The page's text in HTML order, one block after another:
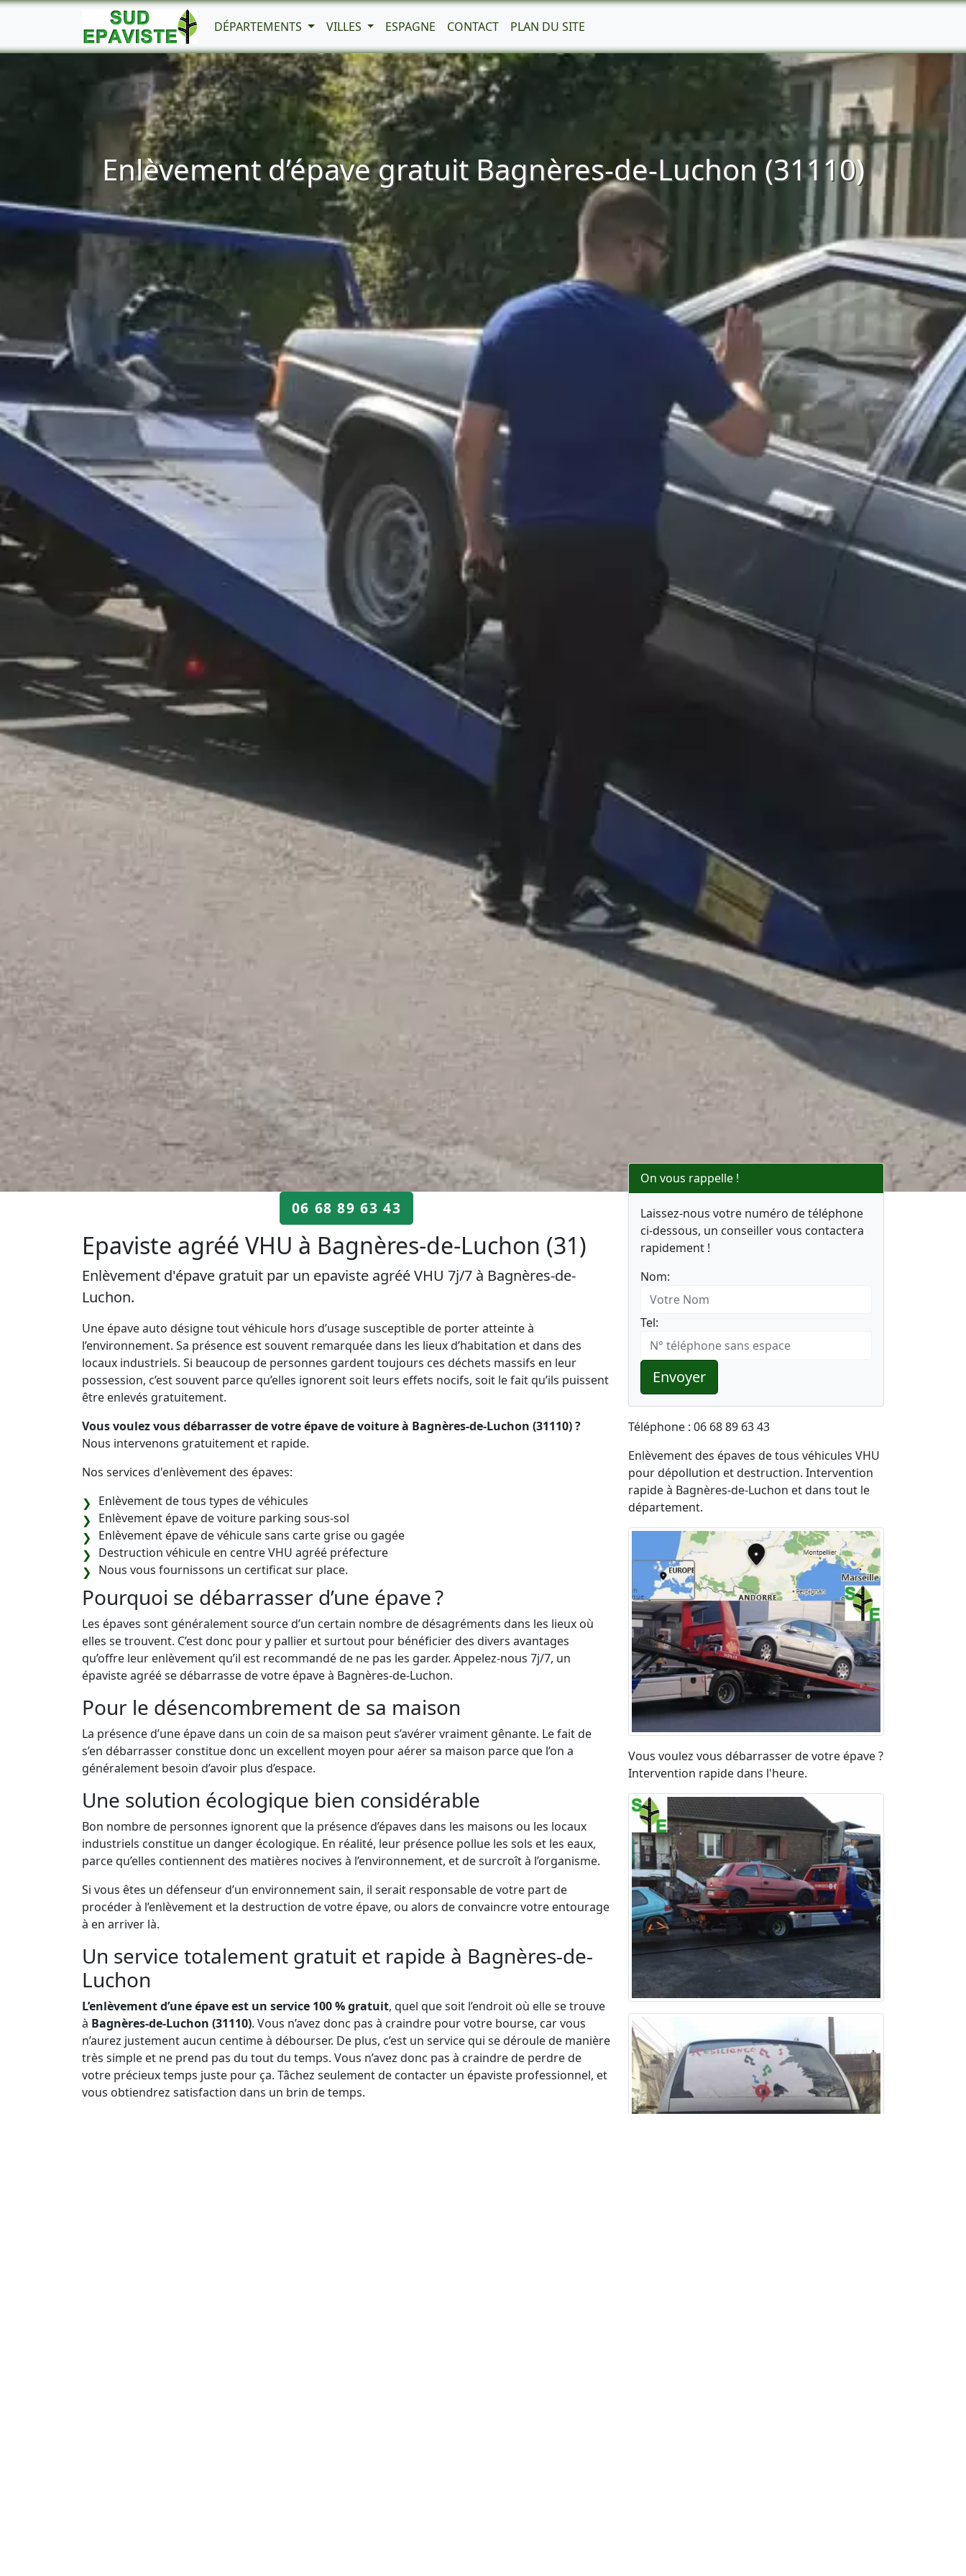
DÉPARTEMENTS VILLES ESPAGNE CONTACT PLAN DU SITE
Enlèvement d’épave gratuit Bagnères-de-Luchon (31110)
06 68 89 63 43
Epaviste agréé VHU à Bagnères-de-Luchon (31)
Enlèvement d'épave gratuit par un epaviste agréé VHU 7j/7 à Bagnères-de-
Luchon.
Une épave auto désigne tout véhicule hors d’usage susceptible de porter atteinte à
l’environnement. Sa présence est souvent remarquée dans les lieux d’habitation et dans des
locaux industriels. Si beaucoup de personnes gardent toujours ces déchets massifs en leur
possession, c’est souvent parce qu’elles ignorent soit leurs effets nocifs, soit le fait qu’ils puissent
être enlevés gratuitement.
Vous voulez vous débarrasser de votre épave de voiture à Bagnères-de-Luchon (31110) ?
Nous intervenons gratuitement et rapide.
Nos services d'enlèvement des épaves:
Enlèvement de tous types de véhicules
Enlèvement épave de voiture parking sous-sol
Enlèvement épave de véhicule sans carte grise ou gagée
Destruction véhicule en centre VHU agréé préfecture
Nous vous fournissons un certificat sur place.
Pourquoi se débarrasser d’une épave ?
Les épaves sont généralement source d’un certain nombre de désagréments dans les lieux où
elles se trouvent. C’est donc pour y pallier et surtout pour bénéficier des divers avantages
qu’offre leur enlèvement qu’il est recommandé de ne pas les garder. Appelez-nous 7j/7, un
épaviste agréé se débarrasse de votre épave à Bagnères-de-Luchon.
Pour le désencombrement de sa maison
La présence d’une épave dans un coin de sa maison peut s’avérer vraiment gênante. Le fait de
s’en débarrasser constitue donc un excellent moyen pour aérer sa maison parce que l’on a
généralement besoin d’avoir plus d’espace.
Une solution écologique bien considérable
Bon nombre de personnes ignorent que la présence d’épaves dans les maisons ou les locaux
industriels constitue un danger écologique. En réalité, leur présence pollue les sols et les eaux,
parce qu’elles contiennent des matières nocives à l’environnement, et de surcroît à l’organisme.
Si vous êtes un défenseur d’un environnement sain, il serait responsable de votre part de
procéder à l’enlèvement et la destruction de votre épave, ou alors de convaincre votre entourage
à en arriver là.
Un service totalement gratuit et rapide à Bagnères-de-
Luchon
L’enlèvement d’une épave est un service 100 % gratuit, quel que soit l’endroit où elle se trouve
à Bagnères-de-Luchon (31110). Vous n’avez donc pas à craindre pour votre bourse, car vous
n’aurez justement aucun centime à débourser. De plus, c’est un service qui se déroule de manière
très simple et ne prend pas du tout du temps. Vous n’avez donc pas à craindre de perdre de
votre précieux temps juste pour ça. Tâchez seulement de contacter un épaviste professionnel, et
vous obtiendrez satisfaction dans un brin de temps.
On vous rappelle !
Laissez-nous votre numéro de téléphone
ci-dessous, un conseiller vous contactera
rapidement !
Nom:
Tel:
Envoyer
Téléphone : 06 68 89 63 43
Enlèvement des épaves de tous véhicules VHU
pour dépollution et destruction. Intervention
rapide à Bagnères-de-Luchon et dans tout le
département.
Vous voulez vous débarrasser de votre épave ?
Intervention rapide dans l'heure.